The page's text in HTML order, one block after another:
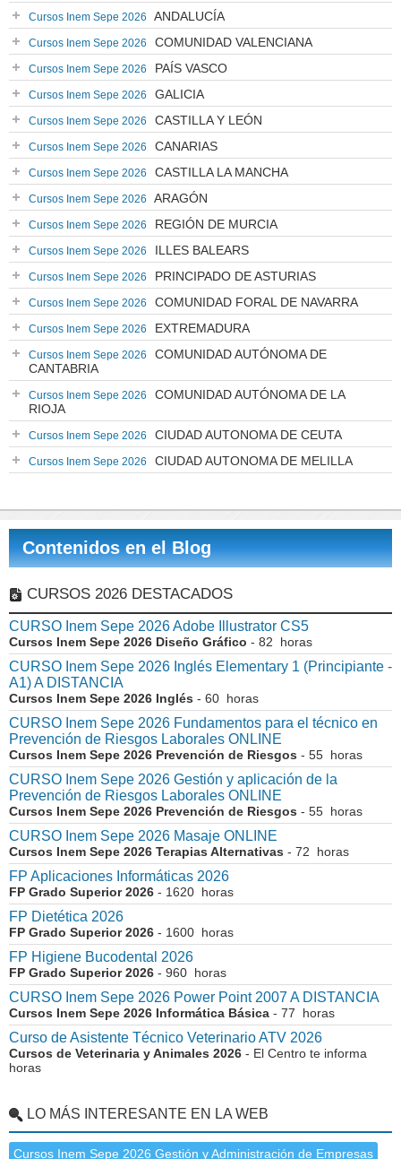
Cursos Inem Sepe 2026 ANDALUCÍA
Cursos Inem Sepe 2026 COMUNIDAD VALENCIANA
Cursos Inem Sepe 2026 PAÍS VASCO
Cursos Inem Sepe 2026 GALICIA
Cursos Inem Sepe 2026 CASTILLA Y LEÓN
Cursos Inem Sepe 2026 CANARIAS
Cursos Inem Sepe 2026 CASTILLA LA MANCHA
Cursos Inem Sepe 2026 ARAGÓN
Cursos Inem Sepe 2026 REGIÓN DE MURCIA
Cursos Inem Sepe 2026 ILLES BALEARS
Cursos Inem Sepe 2026 PRINCIPADO DE ASTURIAS
Cursos Inem Sepe 2026 COMUNIDAD FORAL DE NAVARRA
Cursos Inem Sepe 2026 EXTREMADURA
Cursos Inem Sepe 2026
COMUNIDAD AUTÓNOMA DE
CANTABRIA
Cursos Inem Sepe 2026
COMUNIDAD AUTÓNOMA DE LA
RIOJA
Cursos Inem Sepe 2026 CIUDAD AUTONOMA DE CEUTA
Cursos Inem Sepe 2026 CIUDAD AUTONOMA DE MELILLA
Contenidos en el Blog
CURSOS 2026 DESTACADOS
CURSO Inem Sepe 2026 Adobe Illustrator CS5
Cursos Inem Sepe 2026 Diseño Gráfico - 82 horas
CURSO Inem Sepe 2026 Inglés Elementary 1 (Principiante -
A1) A DISTANCIA
Cursos Inem Sepe 2026 Inglés - 60 horas
CURSO Inem Sepe 2026 Fundamentos para el técnico en
Prevención de Riesgos Laborales ONLINE
Cursos Inem Sepe 2026 Prevención de Riesgos - 55 horas
CURSO Inem Sepe 2026 Gestión y aplicación de la
Prevención de Riesgos Laborales ONLINE
Cursos Inem Sepe 2026 Prevención de Riesgos - 55 horas
CURSO Inem Sepe 2026 Masaje ONLINE
Cursos Inem Sepe 2026 Terapias Alternativas - 72 horas
FP Aplicaciones Informáticas 2026
FP Grado Superior 2026 - 1620 horas
FP Dietética 2026
FP Grado Superior 2026 - 1600 horas
FP Higiene Bucodental 2026
FP Grado Superior 2026 - 960 horas
CURSO Inem Sepe 2026 Power Point 2007 A DISTANCIA
Cursos Inem Sepe 2026 Informática Básica - 77 horas
Curso de Asistente Técnico Veterinario ATV 2026
Cursos de Veterinaria y Animales 2026 - El Centro te informa
horas
LO MÁS INTERESANTE EN LA WEB
Cursos Inem Sepe 2026 Gestión y Administración de Empresas